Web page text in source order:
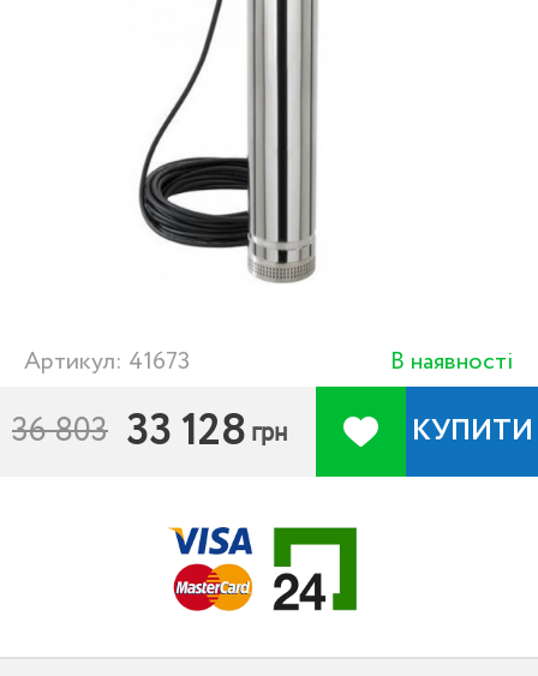
Артикул: 41673 В наявності
36 803 33 128 грн КУПИТИ